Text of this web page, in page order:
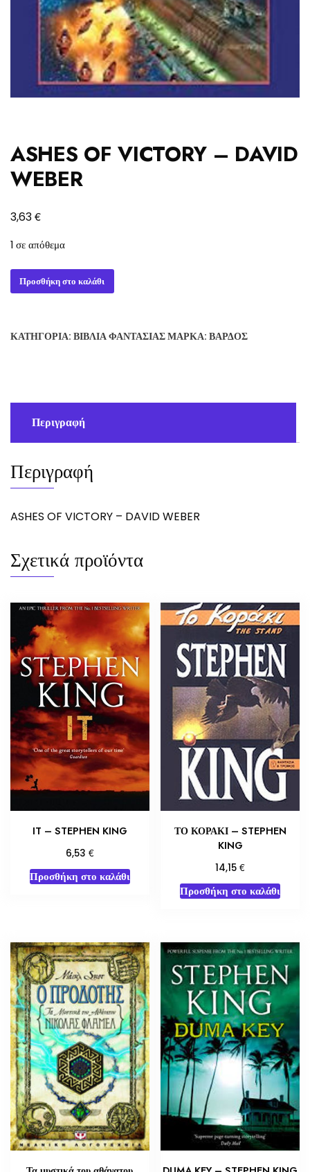
ASHES OF VICTORY – DAVID
WEBER
3,63€
1 σε απόθεμα
ASHES
OF
DAVID
Προσθήκη στο καλάθι
ΚΑΤΗΓΟΡΊΑ: ΒΙΒΛΊΑ ΦΑΝΤΑΣΊΑΣΜΆΡΚΑ: ΒΆΡΔΟΣ
Περιγραφή
Περιγραφή
ASHES OF VICTORY – DAVID WEBER
Σχετικά προϊόντα
IT – STEPHEN KING
6,53 €
Προσθήκη στο καλάθι
ΤΟ ΚΟΡΑΚΙ – STEPHEN
KING
14,15€
Προσθήκη στο καλάθι